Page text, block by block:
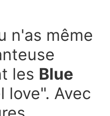
n'as même
les Blue
love". Avec